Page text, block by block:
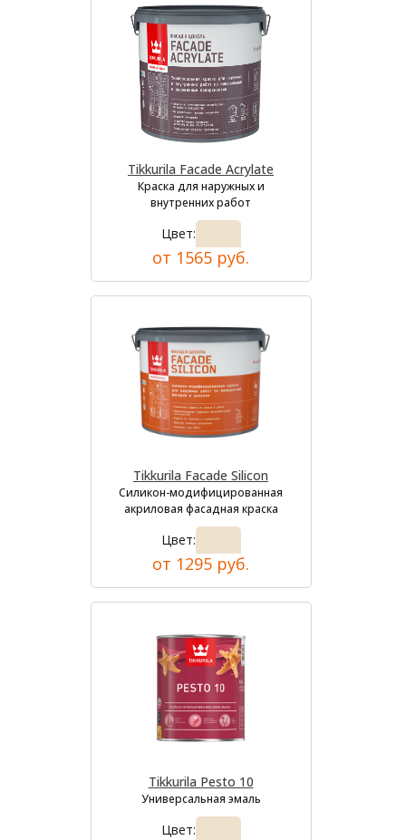
Tikkurila Facade Acrylate
Краска для наружных и
внутренних работ
Цвет:
от 1565 руб.
Tikkurila Facade Silicon
Силикон-модифицированная
акриловая фасадная краска
Цвет:
от 1295 руб.
Tikkurila Pesto 10
Универсальная эмаль
Цвет: